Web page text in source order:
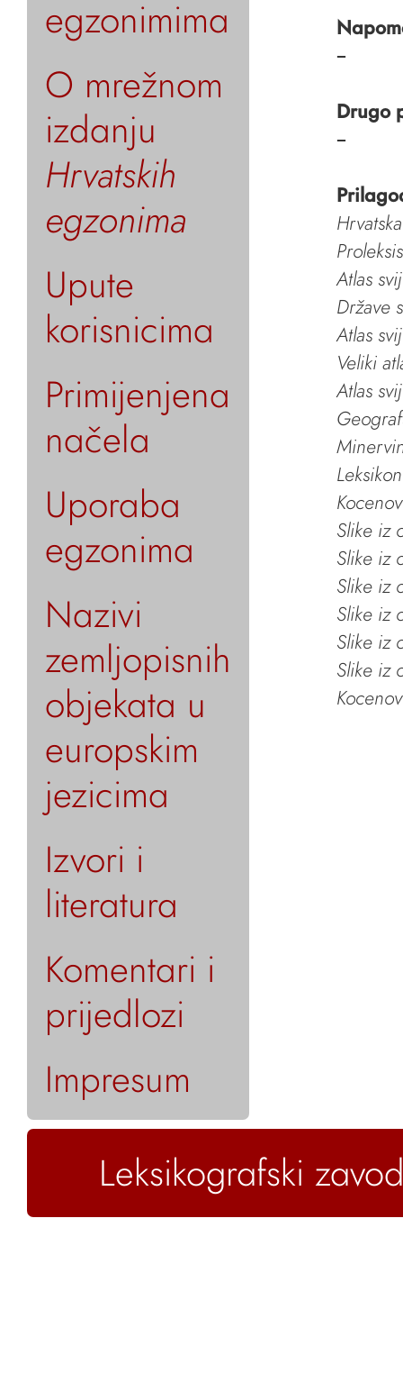
egzonimima
O mrežnom
izdanju
Hrvatskih
egzonima
Upute
korisnicima
Primijenjena
načela
Uporaba
egzonima
Nazivi
zemljopisnih
objekata u
europskim
jezicima
Izvori i
literatura
Komentari i
prijedlozi
Impresum
–
Drugo
–
Atlas
Države
Atlas
Veliki
Atlas
Slike iz
Slike iz
Slike iz
Slike iz
Slike iz
Slike iz
Leksikografski